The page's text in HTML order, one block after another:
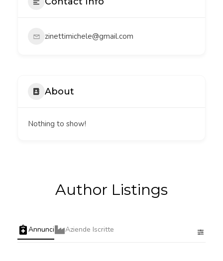
zinettimichele@gmail.com
About
Nothing to show!
Author Listings
Annunci Aziende Iscritte